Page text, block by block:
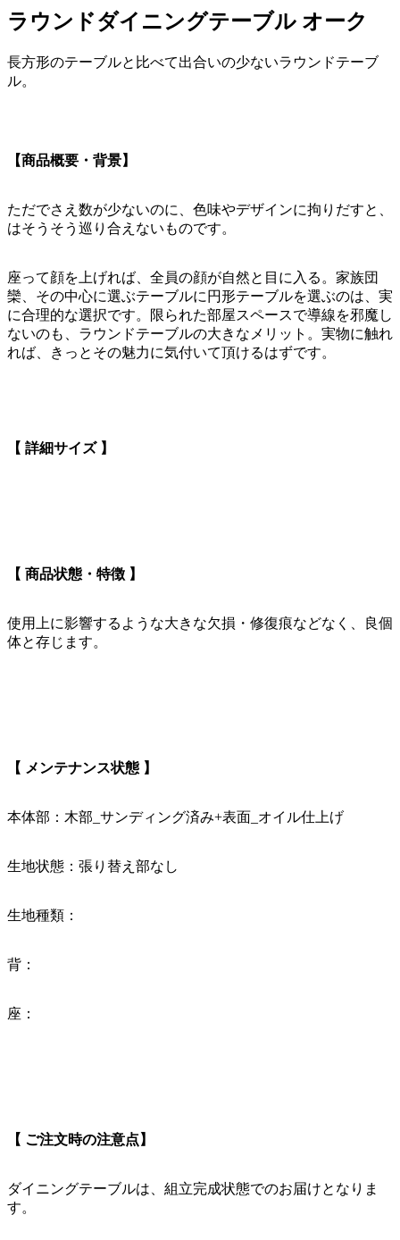
ラウンドダイニングテーブル オーク
長方形のテーブルと比べて出合いの少ないラウンドテーブ
ル。
【商品概要・背景】
ただでさえ数が少ないのに、色味やデザインに拘りだすと、
はそうそう巡り合えないものです。
座って顔を上げれば、全員の顔が自然と目に入る。家族団
欒、その中心に選ぶテーブルに円形テーブルを選ぶのは、実
に合理的な選択です。限られた部屋スペースで導線を邪魔し
ないのも、ラウンドテーブルの大きなメリット。実物に触れ
れば、きっとその魅力に気付いて頂けるはずです。
【 詳細サイズ 】
【 商品状態・特徴 】
使用上に影響するような大きな欠損・修復痕などなく、良個
体と存じます。
【 メンテナンス状態 】
本体部：木部_サンディング済み+表面_オイル仕上げ
生地状態：張り替え部なし
生地種類：
背：
座：
【 ご注文時の注意点】
ダイニングテーブルは、組立完成状態でのお届けとなりま
す。